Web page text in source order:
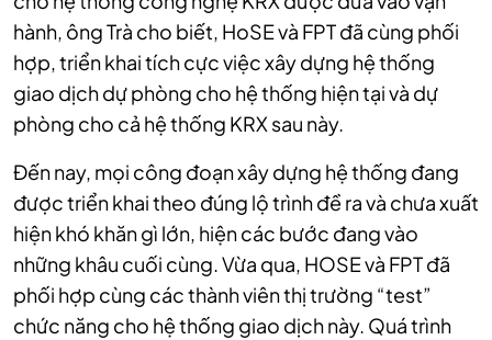
hành, ông Trà cho biết, HoSE và FPT đã cùng phối
hợp, triển khai tích cực việc xây dựng hệ thống
giao dịch dự phòng cho hệ thống hiện tại và dự
phòng cho cả hệ thống KRX sau này.
Đến nay, mọi công đoạn xây dựng hệ thống đang
được triển khai theo đúng lộ trình đề ra và chưa xuất
hiện khó khăn gì lớn, hiện các bước đang vào
những khâu cuối cùng. Vừa qua, HOSE và FPT đã
phối hợp cùng các thành viên thị trường “test”
chức năng cho hệ thống giao dịch này. Quá trình